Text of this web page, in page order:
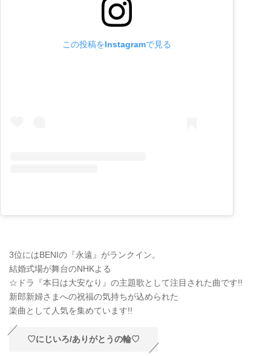
この投稿をInstagramで見る
3位にはBENIの『永遠』がランクイン。
結婚式場が舞台のNHKよる
☆ドラ『本日は大安なり』の主題歌として注目された曲です!!
新郎新婦さまへの祝福の気持ちが込められた
楽曲として人気を集めています!!
♡にじいろ/ありがとうの輪♡